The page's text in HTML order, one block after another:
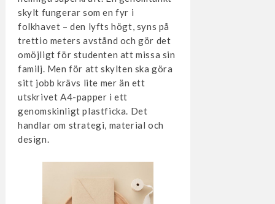
skylt fungerar som en fyr i
folkhavet – den lyfts högt, syns på
trettio meters avstånd och gör det
omöjligt för studenten att missa sin
familj. Men för att skylten ska göra
sitt jobb krävs lite mer än ett
utskrivet A4-papper i ett
genomskinligt plastficka. Det
handlar om strategi, material och
design.